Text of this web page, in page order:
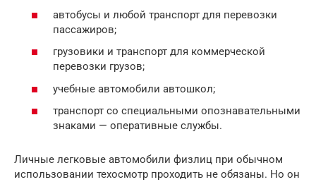
автобусы и любой транспорт для перевозки
пассажиров;
грузовики и транспорт для коммерческой
перевозки грузов;
учебные автомобили автошкол;
транспорт со специальными опознавательными
знаками — оперативные службы.
Личные легковые автомобили физлиц при обычном
использовании техосмотр проходить не обязаны. Но он